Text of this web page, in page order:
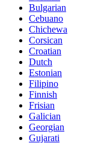
Bulgarian
Cebuano
Chichewa
Corsican
Croatian
Dutch
Estonian
Filipino
Finnish
Frisian
Galician
Georgian
Gujarati